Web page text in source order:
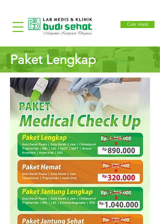
Cek Hasil
Paket Lengkap